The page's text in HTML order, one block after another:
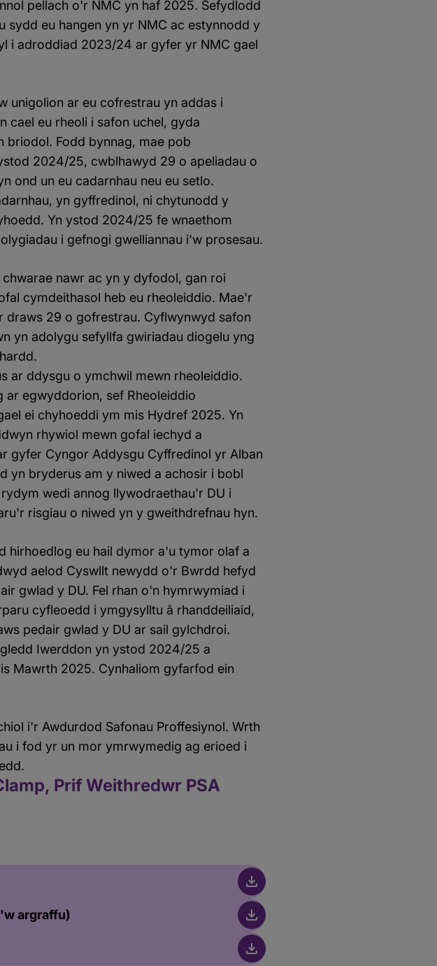
pellach o'r NMC yn haf 2025. Sefydlodd
eu hangen yn yr NMC ac estynnodd y
i adroddiad 2023/24 ar gyfer yr NMC gael
unigolion ar eu cofrestrau yn addas i
eu rheoli i safon uchel, gyda
briodol. Fodd bynnag, mae pob
2024/25, cwblhawyd 29 o apeliadau o
ond un eu cadarnhau neu eu setlo.
yn gyffredinol, ni chytunodd y
Yn ystod 2024/25 fe wnaethom
i gefnogi gwelliannau i'w prosesau.
nawr ac yn y dyfodol, gan roi
cymdeithasol heb eu rheoleiddio. Mae'r
draws 29 o gofrestrau. Cyflwynwyd safon
yn adolygu sefyllfa gwiriadau diogelu yng
ar ddysgu o ymchwil mewn rheoleiddio.
egwyddorion, sef Rheoleiddio
ei chyhoeddi ym mis Hydref 2025. Yn
rhywiol mewn gofal iechyd a
gyfer Cyngor Addysgu Cyffredinol yr Alban
yn bryderus am y niwed a achosir i bobl
wedi annog llywodraethau'r DU i
risgiau o niwed yn y gweithdrefnau hyn.
hirhoedlog eu hail dymor a'u tymor olaf a
aelod Cyswllt newydd o'r Bwrdd hefyd
gwlad y DU. Fel rhan o'n hymrwymiad i
cyfleoedd i ymgysylltu â rhanddeiliaid,
pedair gwlad y DU ar sail gylchdroi.
Iwerddon yn ystod 2024/25 a
Mawrth 2025. Cynhaliom gyfarfod ein
i'r Awdurdod Safonau Proffesiynol. Wrth
i fod yr un mor ymrwymedig ag erioed i
Prif Weithredwr PSA
argraffu)